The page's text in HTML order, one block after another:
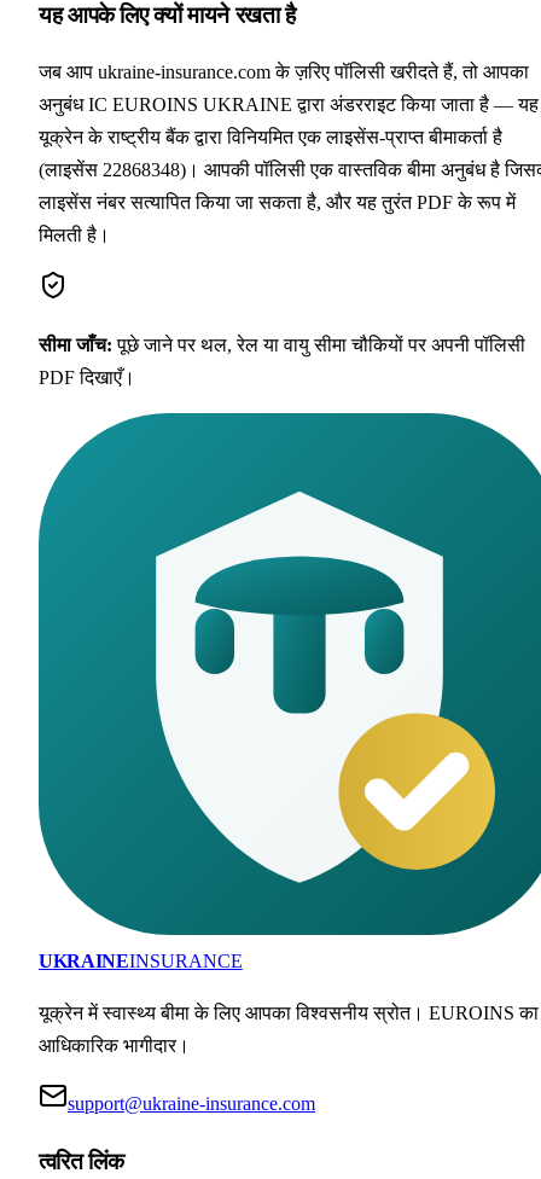
यह आपके लिए क्यों मायने रखता है
जब आप ukraine-insurance.com के ज़रिए पॉलिसी खरीदते हैं, तो आपका
अनुबंध IC EUROINS UKRAINE द्वारा अंडरराइट किया जाता है — यह
यूक्रेन के राष्ट्रीय बैंक द्वारा विनियमित एक लाइसेंस-प्राप्त बीमाकर्ता है
(लाइसेंस 22868348)। आपकी पॉलिसी एक वास्तविक बीमा अनुबंध है
लाइसेंस नंबर सत्यापित किया जा सकता है, और यह तुरंत PDF के रूप में
मिलती है।
सीमा जाँच: पूछे जाने पर थल, रेल या वायु सीमा चौकियों पर अपनी पॉलिसी
PDF दिखाएँ।
UKRAINEINSURANCE
यूक्रेन में स्वास्थ्य बीमा के लिए आपका विश्वसनीय स्रोत। EUROINS का
आधिकारिक भागीदार।
support@ukraine-insurance.com
त्वरित लिंक